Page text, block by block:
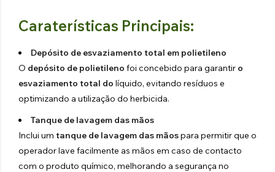
Caraterísticas Principais:
Depósito de esvaziamento total em polietileno
O depósito de polietileno foi concebido para garantir o
esvaziamento total do líquido, evitando resíduos e
optimizando a utilização do herbicida.
Tanque de lavagem das mãos
Inclui um tanque de lavagem das mãospara permitir que o
operador lave facilmente as mãos em caso de contacto
com o produto químico, melhorando a segurança no